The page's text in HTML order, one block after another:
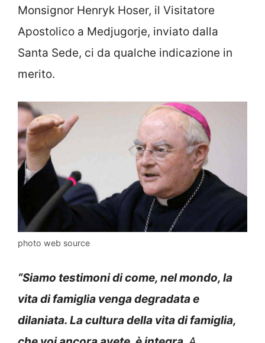
Monsignor Henryk Hoser, il Visitatore
Apostolico a Medjugorje, inviato dalla
Santa Sede, ci da qualche indicazione in
merito.
photo web source
“Siamo testimoni di come, nel mondo, la
vita di famiglia venga degradata e
dilaniata. La cultura della vita di famiglia,